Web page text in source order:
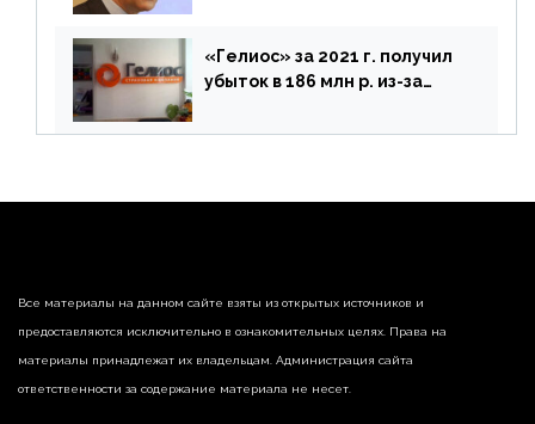
«Гелиос» за 2021 г. получил
убыток в 186 млн р. из-за
реализации недвижимости
Все материалы на данном сайте взяты из открытых источников и
предоставляются исключительно в ознакомительных целях. Права на
материалы принадлежат их владельцам. Администрация сайта
ответственности за содержание материала не несет.